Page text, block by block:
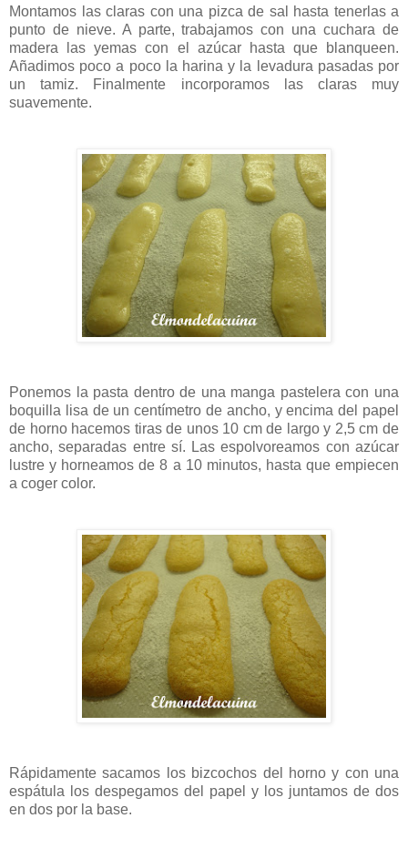
Montamos las claras con una pizca de sal hasta tenerlas a
punto de nieve. A parte, trabajamos con una cuchara de
madera las yemas con el azúcar hasta que blanqueen.
Añadimos poco a poco la harina y la levadura pasadas ​​por
un tamiz. Finalmente incorporamos las claras muy
suavemente.
Ponemos la pasta dentro de una manga pastelera con una
boquilla lisa de un centímetro de ancho, y encima del papel
de horno hacemos tiras de unos 10 cm de largo y 2,5 cm de
ancho, separadas entre sí. Las espolvoreamos con azúcar
lustre y horneamos de 8 a 10 minutos, hasta que empiecen
a coger color.
Rápidamente sacamos los bizcochos del horno y con una
espátula los despegamos del papel y los juntamos de dos
en dos por la base.